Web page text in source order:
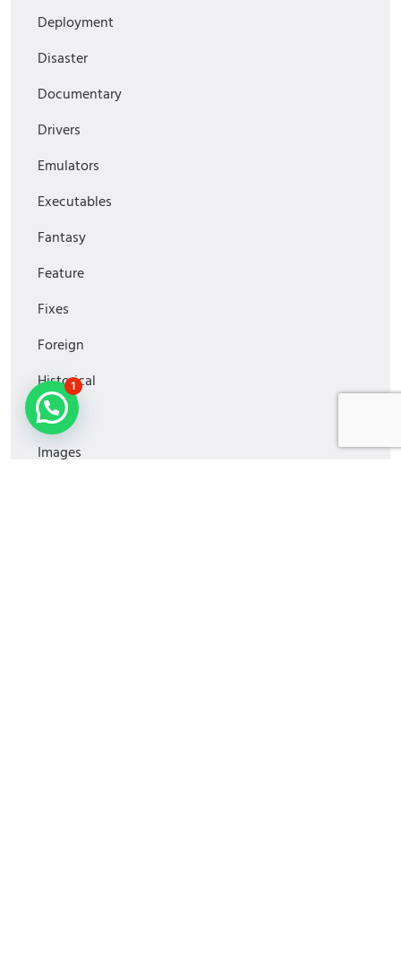
Deployment
Disaster
Documentary
Drivers
Emulators
Executables
Fantasy
Feature
Fixes
Foreign
Historical
Horror
Images
1